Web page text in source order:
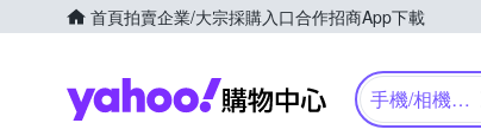
首頁拍賣企業/大宗採購入口合作招商App下載
Yahoo購物中心
手機/相機/